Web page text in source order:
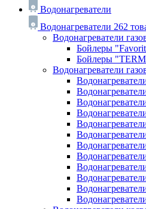
Водонагреватели
Водонагреватели 262
Водонагреватели
Бойлеры
Бойлеры
Водонагреватели